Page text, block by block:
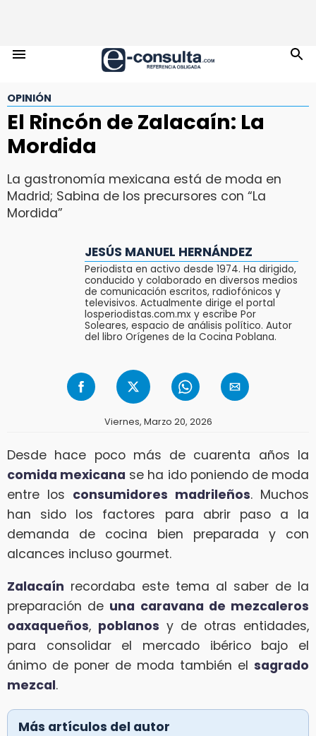
OPINIÓN
El Rincón de Zalacaín: La
Mordida
La gastronomía mexicana está de moda en
Madrid; Sabina de los precursores con “La
Mordida”
JESÚS MANUEL HERNÁNDEZ
Periodista en activo desde 1974. Ha dirigido,
conducido y colaborado en diversos medios
de comunicación escritos, radiofónicos y
televisivos. Actualmente dirige el portal
losperiodistas.com.mx y escribe Por
Soleares, espacio de análisis político. Autor
del libro Orígenes de la Cocina Poblana.
Viernes, Marzo 20, 2026
Desde hace poco más de cuarenta años la
comida mexicana se ha ido poniendo de moda
entre los consumidores madrileños. Muchos
han sido los factores para abrir paso a la
demanda de cocina bien preparada y con
alcances incluso gourmet.
Zalacaín recordaba este tema al saber de la
preparación de una caravana de mezcaleros
oaxaqueños, poblanos y de otras entidades,
para consolidar el mercado ibérico bajo el
ánimo de poner de moda también el sagrado
mezcal.
Más artículos del autor